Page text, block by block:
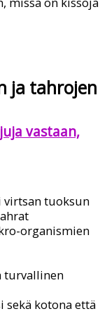
ja tahrojen
vastaan,
virtsan tuoksun
organismien
turvallinen
sekä kotona että